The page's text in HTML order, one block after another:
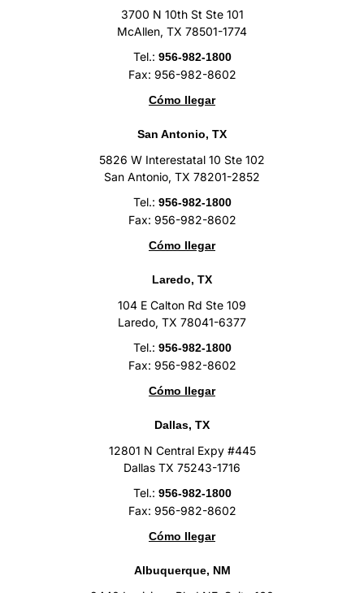
3700 N 10th St Ste 101
McAllen, TX 78501-1774
Tel.: 956-982-1800
Fax: 956-982-8602
Cómo llegar
San Antonio, TX
5826 W Interestatal 10 Ste 102
San Antonio, TX 78201-2852
Tel.: 956-982-1800
Fax: 956-982-8602
Cómo llegar
Laredo, TX
104 E Calton Rd Ste 109
Laredo, TX 78041-6377
Tel.: 956-982-1800
Fax: 956-982-8602
Cómo llegar
Dallas, TX
12801 N Central Expy #445
Dallas TX 75243-1716
Tel.: 956-982-1800
Fax: 956-982-8602
Cómo llegar
Albuquerque, NM